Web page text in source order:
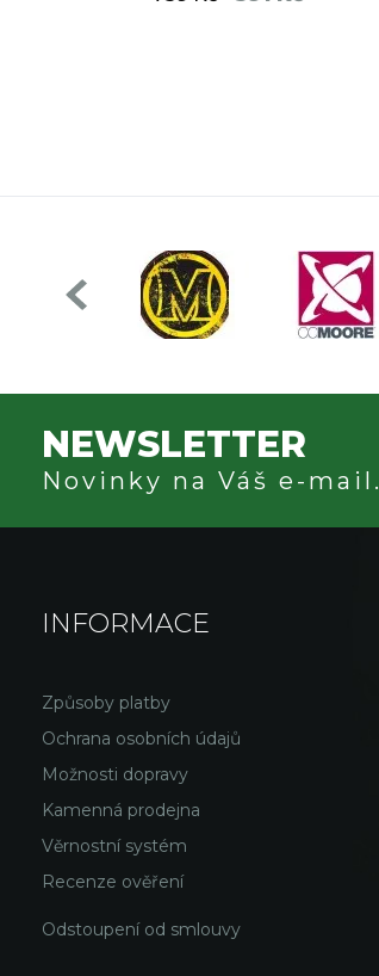
NEWSLETTER
Novinky na Váš e-mail.
INFORMACE
Způsoby platby
Ochrana osobních údajů
Možnosti dopravy
Kamenná prodejna
Věrnostní systém
Recenze ověření
Odstoupení od smlouvy